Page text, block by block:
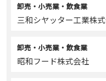
卸売・小売業・飲食業
三和シヤッター工業株
卸売・小売業・飲食業
昭和フード株式会社